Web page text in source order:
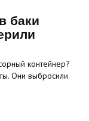
баки
контейнер?
Они выбросили